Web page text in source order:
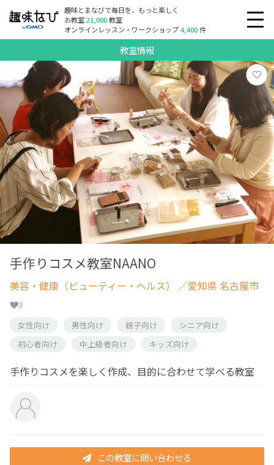
趣味とまなびで毎日を、もっと楽しく
お教室21,000教室
オンラインレッスン・ワークショップ4,400件
教室情報
手作りコスメ教室NAANO
美容・健康（ビューティー・ヘルス） ／愛知県 名古屋市
3
女性向け
男性向け 親子向け
シニア向け
初心者向け
中上級者向け キッズ向け
手作りコスメを楽しく作成、目的に合わせて学べる教室
この教室に問い合わせる